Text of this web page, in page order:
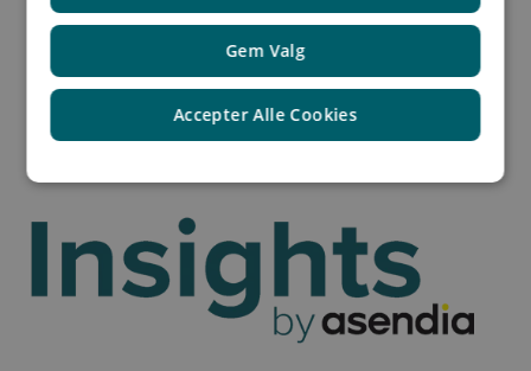
Få et pristilbud
Gem Valg
Accepter Alle Cookies